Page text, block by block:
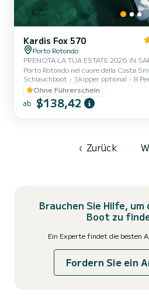
Kardis Fox 570
Porto Rotondo
PRENOTA LA TUA ESTATE 2026 IN SARDEGNA
Porto Rotondo nel cuore della Costa
trovare il parcheggio della tua
piccolo bar per potersi rilassare
mare. Questo bellissimo gommone è un KARDIS e possiamo
trovarci: .Doccetta .Tendalino copri sole .Usb .Motore mercury
Schlauchboot Skipper optional 8
Ohne Führerschein
ab $138,42
‹ Zurück
Brauchen Sie Hilfe,
Boot zu
Ein Experte findet die besten
Fordern Sie ein